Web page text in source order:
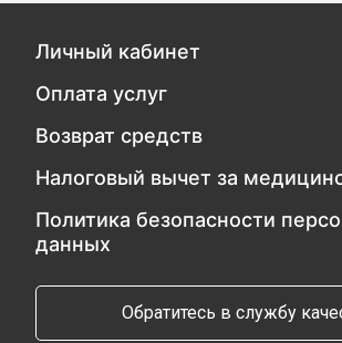
Личный кабинет
Оплата услуг
Возврат средств
Налоговый вычет за
Политика безопасности
данных
Обратитесь в службу